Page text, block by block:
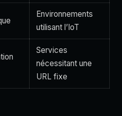
Environnements
utilisant l’IoT
Services
nécessitant une
URL fixe